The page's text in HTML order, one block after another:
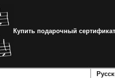
Купить подарочный сертификат